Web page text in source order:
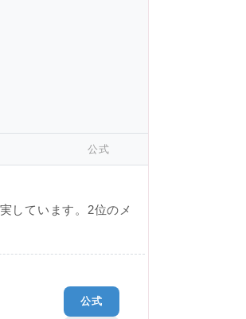
公式
しています。2位のメ
公式